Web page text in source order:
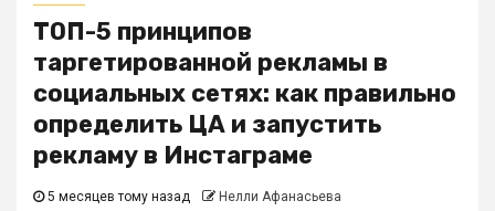
ТОП-5 принципов
таргетированной рекламы в
социальных сетях: как правильно
определить ЦА и запустить
рекламу в Инстаграме
5 месяцев тому назад Нелли Афанасьева